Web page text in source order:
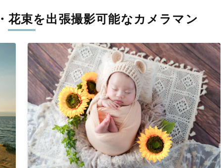
と思える一枚に出会えます。まずは、ラブグラフの撮影事例をご
花束を出張撮影可能なカメラマン